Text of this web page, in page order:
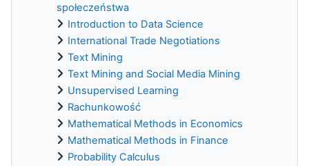
społeczeństwa
Introduction to Data Science
International Trade Negotiations
Text Mining
Text Mining and Social Media Mining
Unsupervised Learning
Rachunkowość
Mathematical Methods in Economics
Mathematical Methods in Finance
Probability Calculus